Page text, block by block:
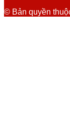
© Bản quyền